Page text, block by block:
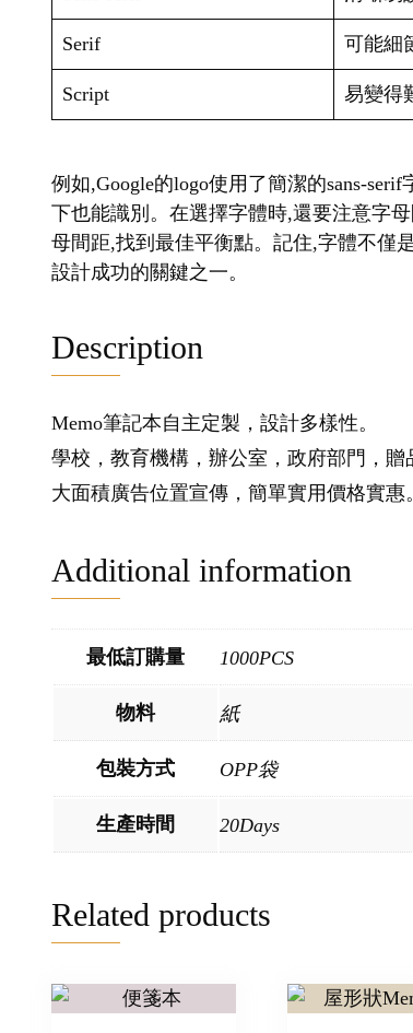
Serif 可能細
Script 易變得
例如,Google的logo使用了簡潔的sans-
下也能識別。在選擇字體時,還要注意字
母間距,找到最佳平衡點。記住,字體不僅
設計成功的關鍵之一。
Description
Memo筆記本自主定製，設計多樣性。
學校，教育機構，辦公室，政府部門，贈
大面積廣告位置宣傳，簡單實用價格實惠。
Additional information
最低訂購量 1000PCS
物料 紙
包裝方式 OPP袋
生產時間 20Days
Related products